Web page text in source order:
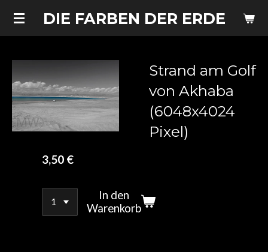
Zum
DIE FARBEN DER ERDE
Strand am Golf
von Akhaba
(6048x4024
Pixel)
3,50 €
In den
Warenkorb